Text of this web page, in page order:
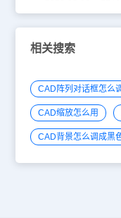
相关搜索
CAD阵列对话框怎么
CAD缩放怎么用
CAD背景怎么调成黑